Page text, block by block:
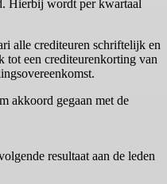
Hierbij wordt per kwartaal
alle crediteuren schriftelijk en
tot een crediteurenkorting van
akkoord gegaan met de
resultaat aan de leden